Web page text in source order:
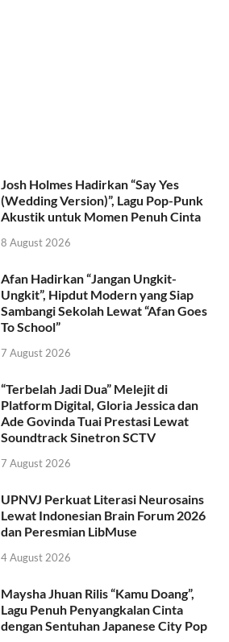
Josh Holmes Hadirkan “Say Yes
(Wedding Version)”, Lagu Pop-Punk
Akustik untuk Momen Penuh Cinta
8 August 2026
Afan Hadirkan “Jangan Ungkit-
Ungkit”, Hipdut Modern yang Siap
Sambangi Sekolah Lewat “Afan Goes
To School”
7 August 2026
“Terbelah Jadi Dua” Melejit di
Platform Digital, Gloria Jessica dan
Ade Govinda Tuai Prestasi Lewat
Soundtrack Sinetron SCTV
7 August 2026
UPNVJ Perkuat Literasi Neurosains
Lewat Indonesian Brain Forum 2026
dan Peresmian LibMuse
4 August 2026
Maysha Jhuan Rilis “Kamu Doang”,
Lagu Penuh Penyangkalan Cinta
dengan Sentuhan Japanese City Pop